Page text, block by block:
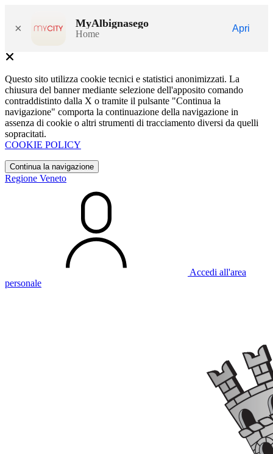
× MyAlbignasego
Home
Apri
Questo sito utilizza cookie tecnici e statistici anonimizzati. La
chiusura del banner mediante selezione dell'apposito comando
contraddistinto dalla X o tramite il pulsante "Continua la
navigazione" comporta la continuazione della navigazione in
assenza di cookie o altri strumenti di tracciamento diversi da quelli
sopracitati.
COOKIE POLICY
Continua la navigazione
Regione Veneto
Accedi all'area
personale